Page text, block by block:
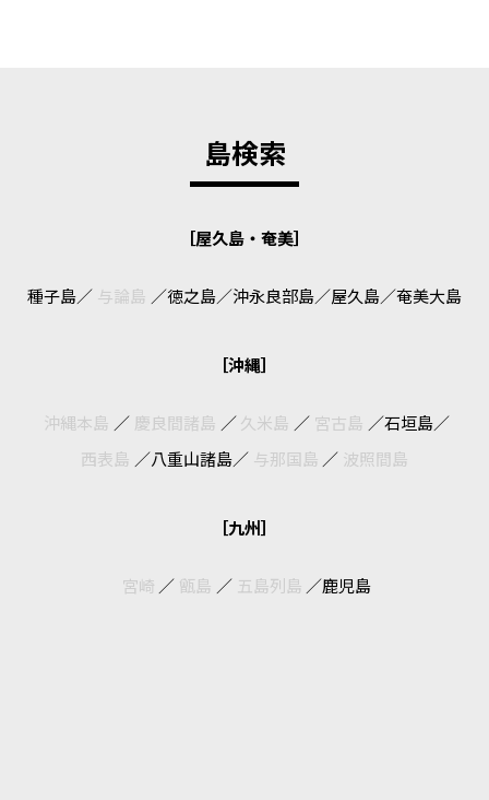
島検索
［屋久島・奄美］
種子島／ 与論島 ／徳之島／沖永良部島／屋久島／奄美大島
［沖縄］
沖縄本島 ／ 慶良間諸島 ／ 久米島 ／ 宮古島 ／石垣島／
西表島 ／八重山諸島／ 与那国島 ／ 波照間島
［九州］
宮崎 ／ 甑島 ／ 五島列島 ／鹿児島